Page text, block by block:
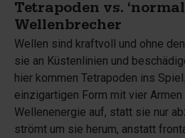
Tetrapoden vs.
Wellenbrecher
Wellen sind kraftvoll und ohne
sie an Küstenlinien und
hier kommen Tetrapoden ins
einzigartigen Form mit vier
Wellenenergie auf, statt sie nur
strömt um sie herum, anstatt